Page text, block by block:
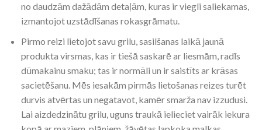
no daudzām dažādām detaļām, kuras ir viegli saliekamas,
izmantojot uzstādīšanas rokasgrāmatu.
Pirmo reizi lietojot savu grilu, sasilšanas laikā jaunā
produkta virsmas, kas ir tiešā saskarē ar liesmām, radīs
dūmakainu smaku; tas ir normāli un ir saistīts ar krāsas
sacietēšanu. Mēs iesakām pirmās lietošanas reizes turēt
durvis atvērtas un negatavot, kamēr smarža nav izzudusi.
Lai aizdedzinātu grilu, uguns traukā ielieciet vairāk iekura